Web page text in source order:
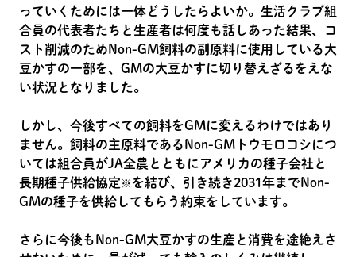
っていくためには一体どうしたらよいか。生活クラブ組
合員の代表者たちと生産者は何度も話しあった結果、コ
スト削減のためNon-GM飼料の副原料に使用している大
豆かすの一部を、GMの大豆かすに切り替えざるをえな
い状況となりました。
しかし、今後すべての飼料をGMに変えるわけではあり
ません。飼料の主原料であるNon-GMトウモロコシにつ
いては組合員がJA全農とともにアメリカの種子会社と
長期種子供給協定 ※ を結び、引き続き2031年までNon-
GMの種子を供給してもらう約束をしています。
さらに今後もNon-GM大豆かすの生産と消費を途絶えさ